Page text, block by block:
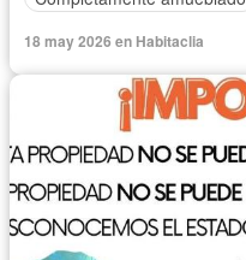
18 may 2026 en Habitaclia